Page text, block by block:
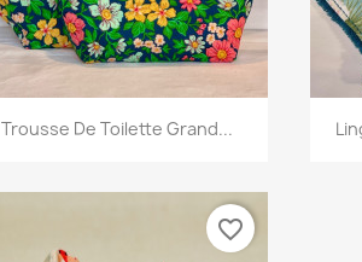
Aperçu rapide
Trousse De Toilette Grand...
favorite_border